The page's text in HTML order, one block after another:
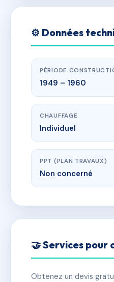
⚙️ Données
PÉRIODE
1949 – 1960
CHAUFFAGE
Individuel
PPT (PLAN TRAVAUX)
Non concerné
🤝 Services
Obtenez un devis